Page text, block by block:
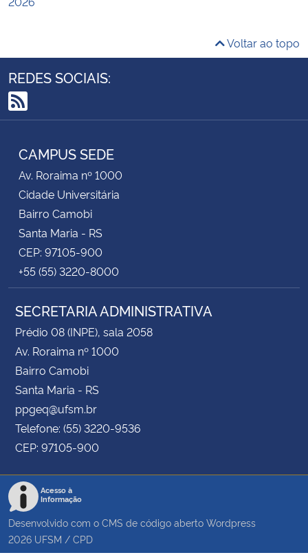
Voltar ao topo
REDES SOCIAIS:
RSS
CAMPUS SEDE
Av. Roraima nº 1000
Cidade Universitária
Bairro Camobi
Santa Maria - RS
CEP: 97105-900
+55 (55) 3220-8000
SECRETARIA ADMINISTRATIVA
Prédio 08 (INPE), sala 2058
Av. Roraima nº 1000
Bairro Camobi
Santa Maria - RS
ppgeq@ufsm.br
Telefone: (55) 3220-9536
CEP: 97105-900
Acesso à
Informação
Desenvolvido com o CMS de código aberto Wordpress
2026 UFSM / CPD